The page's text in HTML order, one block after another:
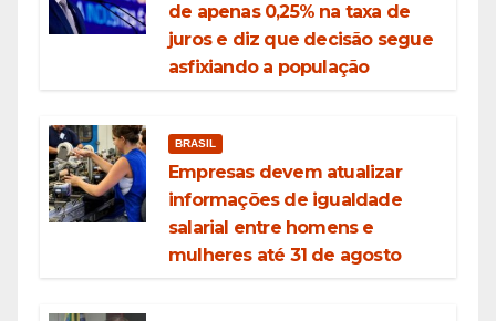
de apenas 0,25% na taxa de
juros e diz que decisão segue
asfixiando a população
BRASIL
Empresas devem atualizar
informações de igualdade
salarial entre homens e
mulheres até 31 de agosto